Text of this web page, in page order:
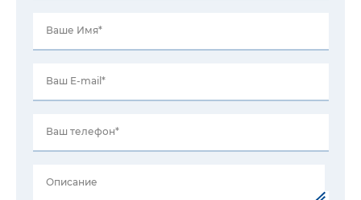
Ваше Имя*
Ваш E-mail*
Ваш телефон*
Описание